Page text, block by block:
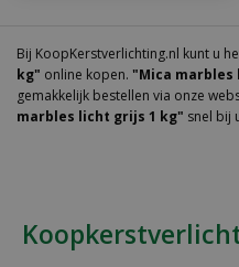
Bij KoopKerstverlichting.nl kunt u
kg" online kopen. "Mica marbles
gemakkelijk bestellen via onze
marbles licht grijs 1 kg" snel bij